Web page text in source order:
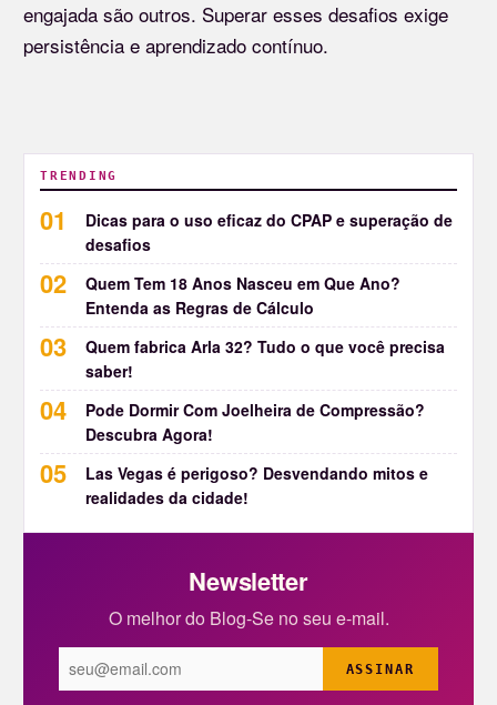
engajada são outros. Superar esses desafios exige
persistência e aprendizado contínuo.
TRENDING
Dicas para o uso eficaz do CPAP e superação de
desafios
Quem Tem 18 Anos Nasceu em Que Ano?
Entenda as Regras de Cálculo
Quem fabrica Arla 32? Tudo o que você precisa
saber!
Pode Dormir Com Joelheira de Compressão?
Descubra Agora!
Las Vegas é perigoso? Desvendando mitos e
realidades da cidade!
Newsletter
O melhor do Blog-Se no seu e-mail.
ASSINAR